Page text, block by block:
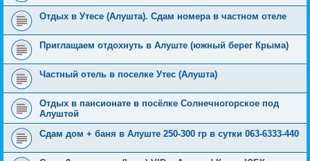
Отдых в Утесе (Алушта). Сдам номера в частном отеле
Приглащаем отдохнуть в Алуште (южный берег Крыма)
Частный отель в поселке Утес (Алушта)
Отдых в пансионате в посёлке Солнечногорское под
Алуштой
Сдам дом + баня в Алуште 250-300 гр в сутки 063-6333-440